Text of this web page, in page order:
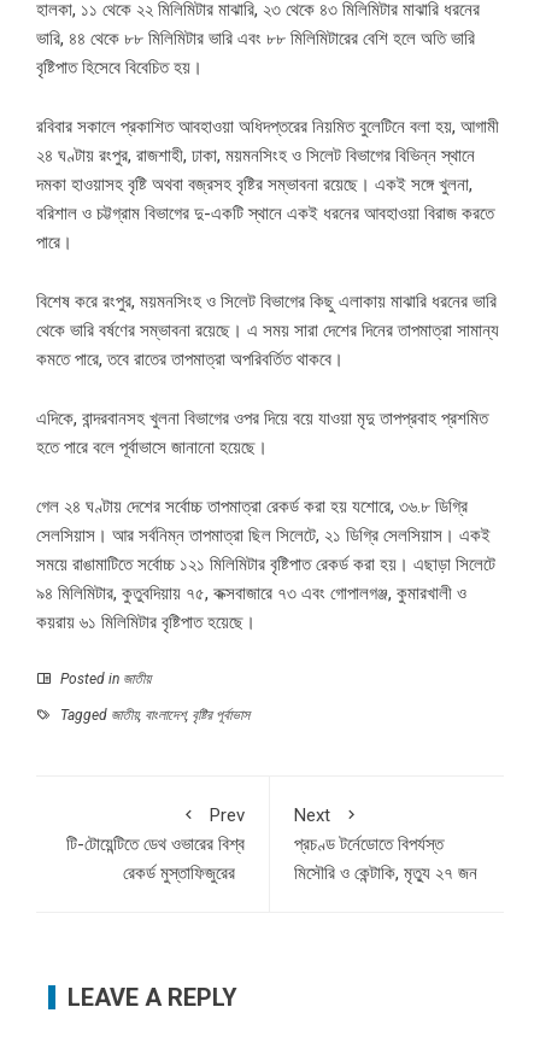
হালকা, ১১ থেকে ২২ মিলিমিটার মাঝারি, ২৩ থেকে ৪৩ মিলিমিটার মাঝারি ধরনের
ভারি, ৪৪ থেকে ৮৮ মিলিমিটার ভারি এবং ৮৮ মিলিমিটারের বেশি হলে অতি ভারি
বৃষ্টিপাত হিসেবে বিবেচিত হয়।
রবিবার সকালে প্রকাশিত আবহাওয়া অধিদপ্তরের নিয়মিত বুলেটিনে বলা হয়, আগামী
২৪ ঘণ্টায় রংপুর, রাজশাহী, ঢাকা, ময়মনসিংহ ও সিলেট বিভাগের বিভিন্ন স্থানে
দমকা হাওয়াসহ বৃষ্টি অথবা বজ্রসহ বৃষ্টির সম্ভাবনা রয়েছে। একই সঙ্গে খুলনা,
বরিশাল ও চট্টগ্রাম বিভাগের দু-একটি স্থানে একই ধরনের আবহাওয়া বিরাজ করতে
পারে।
বিশেষ করে রংপুর, ময়মনসিংহ ও সিলেট বিভাগের কিছু এলাকায় মাঝারি ধরনের ভারি
থেকে ভারি বর্ষণের সম্ভাবনা রয়েছে। এ সময় সারা দেশের দিনের তাপমাত্রা সামান্য
কমতে পারে, তবে রাতের তাপমাত্রা অপরিবর্তিত থাকবে।
এদিকে, বান্দরবানসহ খুলনা বিভাগের ওপর দিয়ে বয়ে যাওয়া মৃদু তাপপ্রবাহ প্রশমিত
হতে পারে বলে পূর্বাভাসে জানানো হয়েছে।
গেল ২৪ ঘণ্টায় দেশের সর্বোচ্চ তাপমাত্রা রেকর্ড করা হয় যশোরে, ৩৬.৮ ডিগ্রি
সেলসিয়াস। আর সর্বনিম্ন তাপমাত্রা ছিল সিলেটে, ২১ ডিগ্রি সেলসিয়াস। একই
সময়ে রাঙামাটিতে সর্বোচ্চ ১২১ মিলিমিটার বৃষ্টিপাত রেকর্ড করা হয়। এছাড়া সিলেটে
৯৪ মিলিমিটার, কুতুবদিয়ায় ৭৫, কক্সবাজারে ৭৩ এবং গোপালগঞ্জ, কুমারখালী ও
কয়রায় ৬১ মিলিমিটার বৃষ্টিপাত হয়েছে।
Posted in জাতীয়
Tagged জাতীয়, বাংলাদেশ, বৃষ্টির পূর্বাভাস
Prev
টি-টোয়েন্টিতে ডেথ ওভারের বিশ্ব
রেকর্ড মুস্তাফিজুরের
Next
প্রচণ্ড টর্নেডোতে বিপর্যস্ত
মিসৌরি ও কেন্টাকি, মৃত্যু ২৭ জন
LEAVE A REPLY